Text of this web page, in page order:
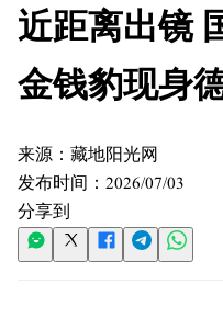
近距离出镜
金钱豹现身
来源： 藏地阳光网
发布时间： 2026/07/03
分享到